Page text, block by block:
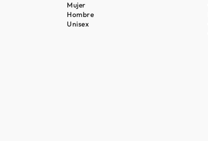
Mujer
Hombre
Unisex